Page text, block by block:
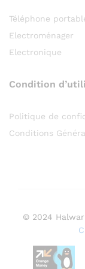
Téléphone
Electroménager
Electronique
Condition
Politique de
Conditions
© 2024